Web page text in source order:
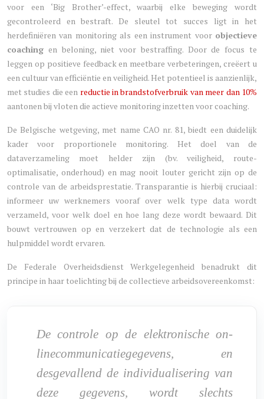
voor een ‘Big Brother’-effect, waarbij elke beweging wordt
gecontroleerd en bestraft. De sleutel tot succes ligt in het
herdefiniëren van monitoring als een instrument voor objectieve
coaching en beloning, niet voor bestraffing. Door de focus te
leggen op positieve feedback en meetbare verbeteringen, creëert u
een cultuur van efficiëntie en veiligheid. Het potentieel is aanzienlijk,
met studies die een reductie in brandstofverbruik van meer dan 10%
aantonen bij vloten die actieve monitoring inzetten voor coaching.
De Belgische wetgeving, met name CAO nr. 81, biedt een duidelijk
kader voor proportionele monitoring. Het doel van de
dataverzameling moet helder zijn (bv. veiligheid, route-
optimalisatie, onderhoud) en mag nooit louter gericht zijn op de
controle van de arbeidsprestatie. Transparantie is hierbij cruciaal:
informeer uw werknemers vooraf over welk type data wordt
verzameld, voor welk doel en hoe lang deze wordt bewaard. Dit
bouwt vertrouwen op en verzekert dat de technologie als een
hulpmiddel wordt ervaren.
De Federale Overheidsdienst Werkgelegenheid benadrukt dit
principe in haar toelichting bij de collectieve arbeidsovereenkomst:
De controle op de elektronische on-
linecommunicatiegegevens, en
desgevallend de individualisering van
deze gegevens, wordt slechts